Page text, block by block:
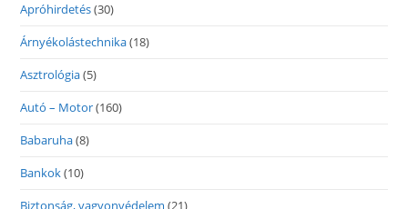
Apróhirdetés(30)
Árnyékolástechnika(18)
Asztrológia(5)
Autó – Motor(160)
Babaruha(8)
Bankok(10)
Biztonság, vagyonvédelem (21)